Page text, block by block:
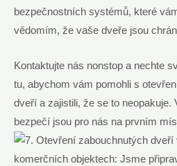
bezpečnostních systémů, které
vědomím, že vaše dveře jsou
Kontaktujte nás nonstop a nechte
tu, abychom vám pomohli s
dveří a zajistili, že se to neopakuje.
bezpečí jsou pro nás na prvním